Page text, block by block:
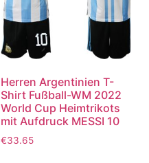
Herren Argentinien T-
Shirt Fußball-WM 2022
World Cup Heimtrikots
mit Aufdruck MESSI 10
€33.65